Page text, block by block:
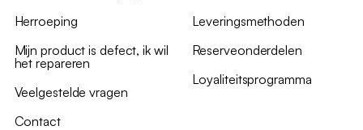
Herroeping
Mijn product is defect, ik wil
het repareren
Veelgestelde vragen
Contact
Leveringsmethoden
Reserveonderdelen
Loyaliteitsprogramma